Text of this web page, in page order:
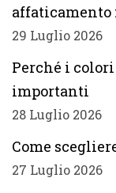
affaticamento
29 Luglio 2026
Perché i
importanti
28 Luglio 2026
Come
27 Luglio 2026